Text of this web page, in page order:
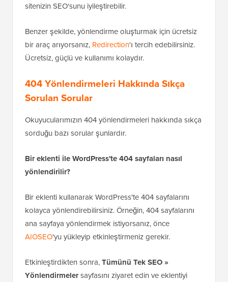
sitenizin SEO'sunu iyileştirebilir.
Benzer şekilde, yönlendirme oluşturmak için ücretsiz
bir araç arıyorsanız, Redirection'ı tercih edebilirsiniz.
Ücretsiz, güçlü ve kullanımı kolaydır.
404 Yönlendirmeleri Hakkında Sıkça
Sorulan Sorular
Okuyucularımızın 404 yönlendirmeleri hakkında sıkça
sorduğu bazı sorular şunlardır.
Bir eklenti ile WordPress'te 404 sayfaları nasıl
yönlendirilir?
Bir eklenti kullanarak WordPress'te 404 sayfalarını
kolayca yönlendirebilirsiniz. Örneğin, 404 sayfalarını
ana sayfaya yönlendirmek istiyorsanız, önce
AIOSEO'yu yükleyip etkinleştirmeniz gerekir.
Etkinleştirdikten sonra,Tümünü Tek SEO »
Yönlendirmelersayfasını ziyaret edin ve eklentiyi